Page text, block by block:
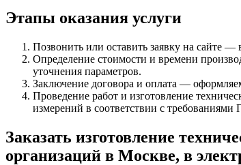
Этапы оказания услуги
Позвонить или оставить заявку на сайте —
Определение стоимости и времени
уточнения параметров.
Заключение договора и оплата —
Проведение работ и изготовление
измерений в соответствии с
Заказать изготовление
организаций в Москве, в